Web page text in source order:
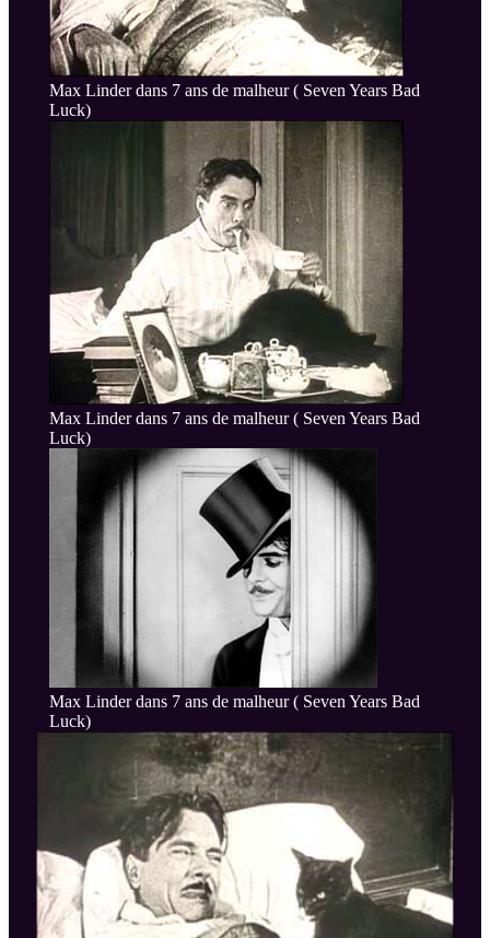
Max Linder dans 7 ans de malheur ( Seven Years Bad
Luck)
Max Linder dans 7 ans de malheur ( Seven Years Bad
Luck)
Max Linder dans 7 ans de malheur ( Seven Years Bad
Luck)